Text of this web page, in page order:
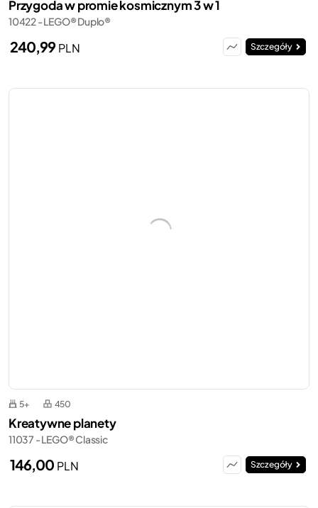
Przygoda w promie kosmicznym 3 w 1
10422 - LEGO® Duplo®
240,99PLN Szczegóły
5+ 450
Kreatywne planety
11037 - LEGO® Classic
146,00 PLN Szczegóły